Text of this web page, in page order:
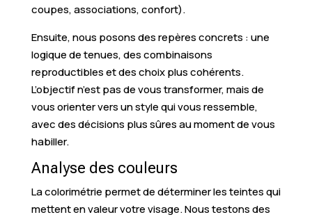
coupes, associations, confort).
Ensuite, nous posons des repères concrets : une
logique de tenues, des combinaisons
reproductibles et des choix plus cohérents.
L’objectif n’est pas de vous transformer, mais de
vous orienter vers un style qui vous ressemble,
avec des décisions plus sûres au moment de vous
habiller.
Analyse des couleurs
La colorimétrie permet de déterminer les teintes qui
mettent en valeur votre visage. Nous testons des